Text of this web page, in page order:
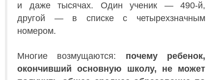
и даже тысячах. Один ученик — 490-й,
другой — в списке с четырехзначным
номером.
Многие возмущаются: почему ребенок,
окончивший основную школу, не может